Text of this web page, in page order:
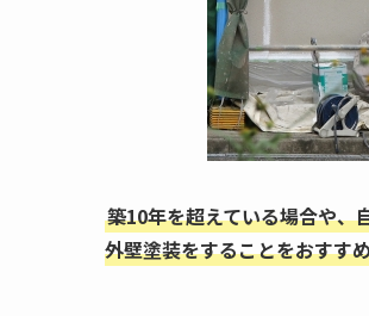
築10年を超えている場合や、
外壁塗装をすることをおすす